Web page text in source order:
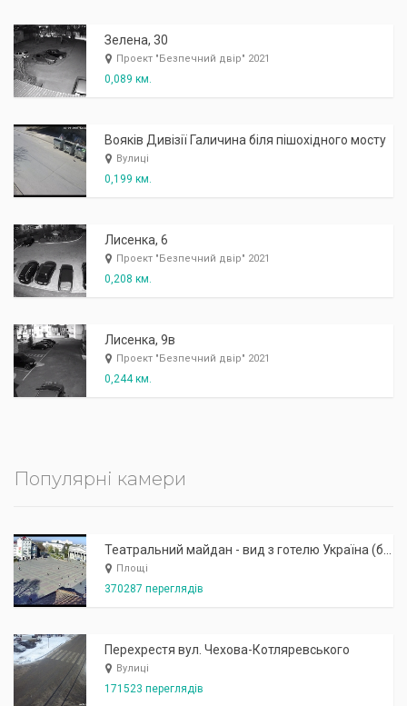
Зелена, 30
Проект "Безпечний двір" 2021
0,089 км.
Вояків Дивізії Галичина біля пішохідного мосту
Вулиці
0,199 км.
Лисенка, 6
Проект "Безпечний двір" 2021
0,208 км.
Лисенка, 9в
Проект "Безпечний двір" 2021
0,244 км.
Популярні камери
Площі
370287 переглядів
Перехрестя вул. Чехова-Котляревського
Вулиці
171523 переглядів